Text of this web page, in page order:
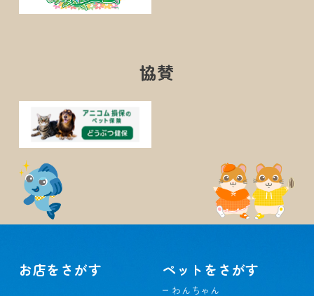
協賛
お店をさがす ペットをさがす
わんちゃん